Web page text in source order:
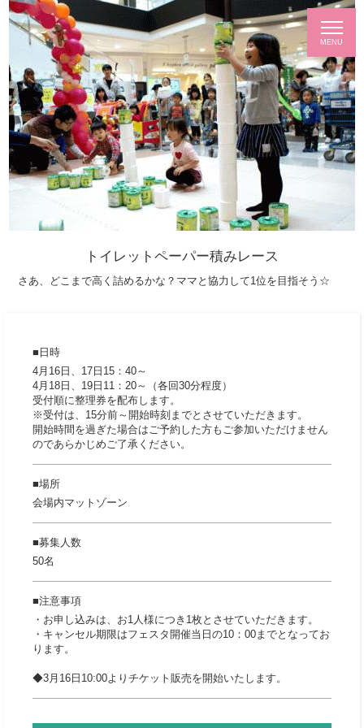
トイレットペーパー積みレース
さあ、どこまで高く詰めるかな？ママと協力して1位を目指そう☆
日時
4月16日、17日15：40～
4月18日、19日11：20～（各回30分程度）
受付順に整理券を配布します。
※受付は、15分前～開始時刻までとさせていただきます。
開始時間を過ぎた場合はご予約した方もご参加いただけません
のであらかじめご了承ください。
場所
会場内マットゾーン
募集人数
50名
注意事項
・お申し込みは、お1人様につき1枚とさせていただきます。
・キャンセル期限はフェスタ開催当日の10：00までとなってお
ります。
◆3月16日10:00よりチケット販売を開始いたします。